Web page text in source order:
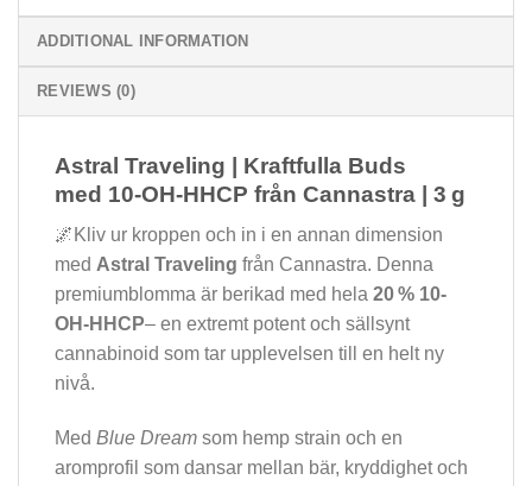
ADDITIONAL INFORMATION
REVIEWS (0)
Astral Traveling | Kraftfulla Buds
med 10-OH-HHCP från Cannastra | 3 g
🌌Kliv ur kroppen och in i en annan dimension
med Astral Traveling från Cannastra. Denna
premiumblomma är berikad med hela 20 % 10-
OH-HHCP– en extremt potent och sällsynt
cannabinoid som tar upplevelsen till en helt ny
nivå.
Med Blue Dream som hemp strain och en
aromprofil som dansar mellan bär, kryddighet och